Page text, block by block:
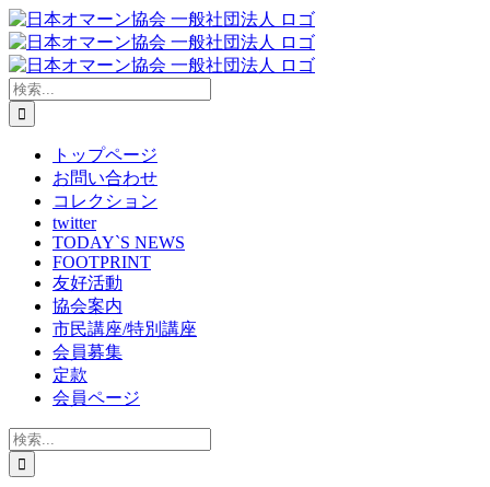
Skip
to
content
検
索
…
トップページ
お問い合わせ
コレクション
twitter
TODAY`S NEWS
FOOTPRINT
友好活動
協会案内
市民講座/特別講座
会員募集
定款
会員ページ
検
索
…